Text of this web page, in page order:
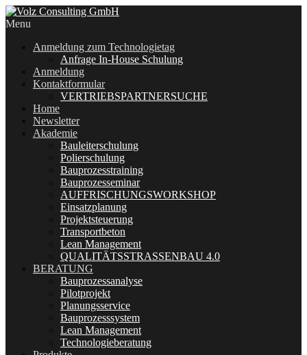
Menu
Anmeldung zum Technologietag
Anfrage In-House Schulung
Anmeldung
Kontaktformular
VERTRIEBSPARTNERSUCHE
Home
Newsletter
Akademie
Bauleiterschulung
Polierschulung
Bauprozesstraining
Bauprozesseminar
AUFFRISCHUNGSWORKSHOP
Einsatzplanung
Projektsteuerung
Transportbeton
Lean Management
QUALITÄTSSTRASSENBAU 4.0
BERATUNG
Bauprozessanalyse
Pilotprojekt
Planungsservice
Bauprozesssystem
Lean Management
Technologieberatung